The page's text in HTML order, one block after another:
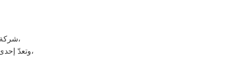
شركة دايو هي شركة توجد في دولة كوريا الجنوبيّة، وتحديداً في مدينة سيؤول،
وتعدّ إحدى الشركات متعددة الجنسيات، وتضم الشركة العديد من الشركات التابعة لها،